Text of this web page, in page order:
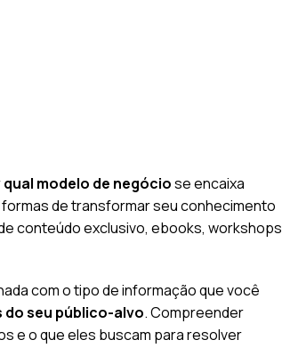
qual modelo de negóciose encaixa
de transformar seu conhecimento
conteúdo exclusivo, ebooks, workshops
com o tipo de informação que você
do seu público-alvo. Compreender
e o que eles buscam para resolver